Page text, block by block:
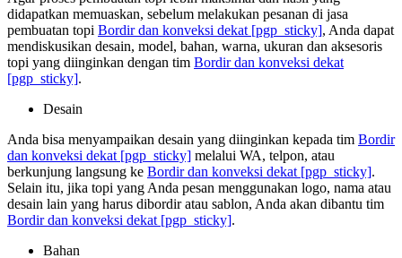
didapatkan memuaskan, sebelum melakukan pesanan di jasa
pembuatan topi Bordir dan konveksi dekat [pgp_sticky], Anda dapat
mendiskusikan desain, model, bahan, warna, ukuran dan aksesoris
topi yang diinginkan dengan tim Bordir dan konveksi dekat
[pgp_sticky].
Desain
Anda bisa menyampaikan desain yang diinginkan kepada tim Bordir
dan konveksi dekat [pgp_sticky] melalui WA, telpon, atau
berkunjung langsung ke Bordir dan konveksi dekat [pgp_sticky].
Selain itu, jika topi yang Anda pesan menggunakan logo, nama atau
desain lain yang harus dibordir atau sablon, Anda akan dibantu tim
Bordir dan konveksi dekat [pgp_sticky].
Bahan